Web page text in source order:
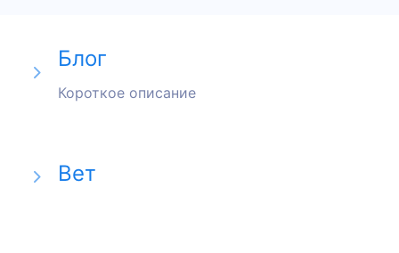
Блог
Короткое описание
Вет